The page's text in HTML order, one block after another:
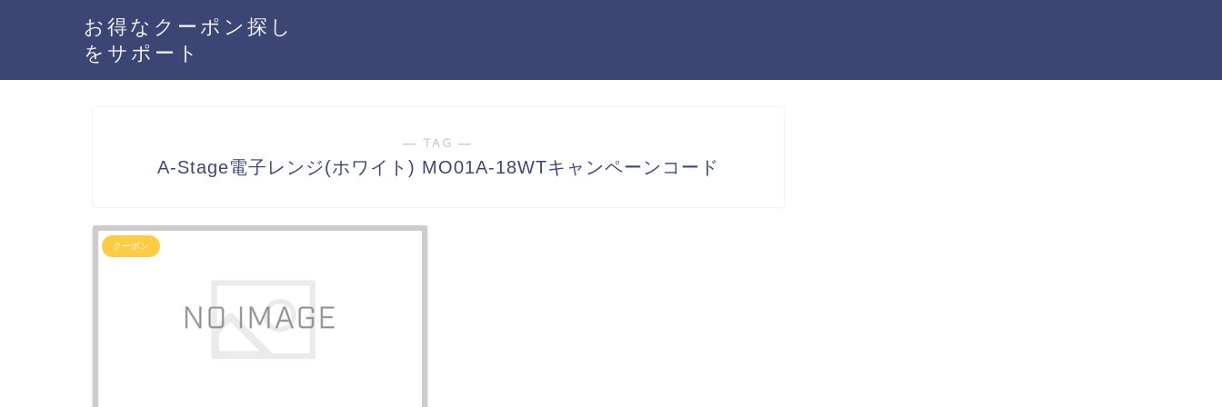
お得なクーポン探し
をサポート
― TAG ―
A-Stage電子レンジ(ホワイト) MO01A-18WTキャンペーンコード
クーポン